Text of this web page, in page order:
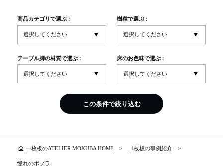
商品カテゴリで選ぶ : 樹種で選ぶ :
テーブル脚の材質で選ぶ : 床のお色味で選ぶ :
この条件で絞り込む
home 一枚板のATELIER MOKUBA HOME 1枚板の事例紹介
憧れのポプラ